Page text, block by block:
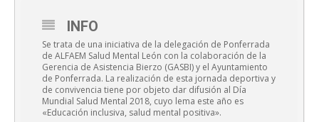
INFO
Se trata de una iniciativa de la delegación de Ponferrada
de ALFAEM Salud Mental León con la colaboración de la
Gerencia de Asistencia Bierzo (GASBI) y el Ayuntamiento
de Ponferrada. La realización de esta jornada deportiva y
de convivencia tiene por objeto dar difusión al Día
Mundial Salud Mental 2018, cuyo lema este año es
«Educación inclusiva, salud mental positiva».